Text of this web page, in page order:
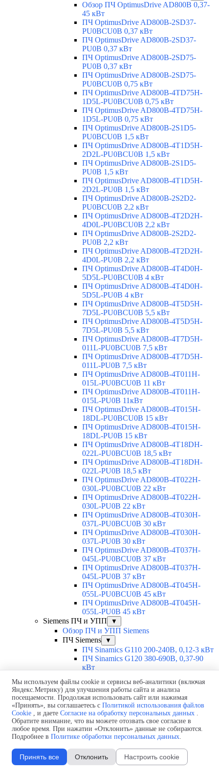
Обзор ПЧ OptimusDrive AD800B 0,37-
45 кВт
ПЧ OptimusDrive AD800B-2SD37-
PU0BCU0B 0,37 кВт
ПЧ OptimusDrive AD800B-2SD37-
PU0B 0,37 кВт
ПЧ OptimusDrive AD800B-2SD75-
PU0B 0,37 кВт
ПЧ OptimusDrive AD800B-2SD75-
PU0BCU0B 0,75 кВт
ПЧ OptimusDrive AD800B-4TD75H-
1D5L-PU0BCU0B 0,75 кВт
ПЧ OptimusDrive AD800B-4TD75H-
1D5L-PU0B 0,75 кВт
ПЧ OptimusDrive AD800B-2S1D5-
PU0BCU0B 1,5 кВт
ПЧ OptimusDrive AD800B-4T1D5H-
2D2L-PU0BCU0B 1,5 кВт
ПЧ OptimusDrive AD800B-2S1D5-
PU0B 1,5 кВт
ПЧ OptimusDrive AD800B-4T1D5H-
2D2L-PU0B 1,5 кВт
ПЧ OptimusDrive AD800B-2S2D2-
PU0BCU0B 2,2 кВт
ПЧ OptimusDrive AD800B-4T2D2H-
4D0L-PU0BCU0B 2,2 кВт
ПЧ OptimusDrive AD800B-2S2D2-
PU0B 2,2 кВт
ПЧ OptimusDrive AD800B-4T2D2H-
4D0L-PU0B 2,2 кВт
ПЧ OptimusDrive AD800B-4T4D0H-
5D5L-PU0BCU0B 4 кВт
ПЧ OptimusDrive AD800B-4T4D0H-
5D5L-PU0B 4 кВт
ПЧ OptimusDrive AD800B-4T5D5H-
7D5L-PU0BCU0B 5,5 кВт
ПЧ OptimusDrive AD800B-4T5D5H-
7D5L-PU0B 5,5 кВт
ПЧ OptimusDrive AD800B-4T7D5H-
011L-PU0BCU0B 7,5 кВт
ПЧ OptimusDrive AD800B-4T7D5H-
011L-PU0B 7,5 кВт
ПЧ OptimusDrive AD800B-4T011H-
015L-PU0BCU0B 11 кВт
ПЧ OptimusDrive AD800B-4T011H-
015L-PU0B 11кВт
ПЧ OptimusDrive AD800B-4T015H-
18DL-PU0BCU0B 15 кВт
ПЧ OptimusDrive AD800B-4T015H-
18DL-PU0B 15 кВт
ПЧ OptimusDrive AD800B-4T18DH-
022L-PU0BCU0B 18,5 кВт
ПЧ OptimusDrive AD800B-4T18DH-
022L-PU0B 18,5 кВт
ПЧ OptimusDrive AD800B-4T022H-
030L-PU0BCU0B 22 кВт
ПЧ OptimusDrive AD800B-4T022H-
030L-PU0B 22 кВт
ПЧ OptimusDrive AD800B-4T030H-
037L-PU0BCU0B 30 кВт
ПЧ OptimusDrive AD800B-4T030H-
037L-PU0B 30 кВт
ПЧ OptimusDrive AD800B-4T037H-
045L-PU0BCU0B 37 кВт
ПЧ OptimusDrive AD800B-4T037H-
045L-PU0B 37 кВт
ПЧ OptimusDrive AD800B-4T045H-
055L-PU0BCU0B 45 кВт
ПЧ OptimusDrive AD800B-4T045H-
055L-PU0B 45 кВт
Siemens ПЧ и УПП
▼
Обзор ПЧ и УПП Siemens
ПЧ Siemens
▼
ПЧ Sinamics G110 200-240В, 0,12-3 кВт
ПЧ Sinamics G120 380-690В, 0,37-90
кВт
ПЧ Sinamics G120D 300-500В, 0,75-7,5
кВт
ПЧ Sinamics G120P 380-480В, 0,37-90
кВт
ПЧ Sinamics G130 380-690В, 75-800
кВт
ПЧ Sinamics G150 380-690В, 75-800
кВт
ПЧ Sinamics V20 200-480В, 0,12-30 кВт
ПЧ Sinamics V50 380-415В, 55-500 кВт
Мы используем файлы cookie и сервисы веб-аналитики (включая
Яндекс.Метрику) для улучшения работы сайта и анализа
посещаемости. Продолжая использовать сайт или нажимая
«Принять», вы соглашаетесь с Политикой использования файлов
Cookie , и даете Согласие на обработку персональных данных .
Обратите внимание, что вы можете отозвать свое согласие в
любое время. При нажатии «Отклонить» данные не собираются.
Подробнее в Политике обработки персональных данных.
Принять все Отклонить Настроить cookie